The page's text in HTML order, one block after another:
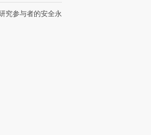
究参与者的安全永